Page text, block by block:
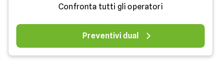
Confronta tutti gli operatori
Preventivi dual